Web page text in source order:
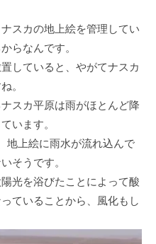
スカの地上絵を管理してい
らなんです。
していると、やがてナスカ
。
スカ平原は雨がほとんど降
います。
地上絵に雨水が流れ込んで
そうです。
光を浴びたことによって酸
ていることから、風化もし